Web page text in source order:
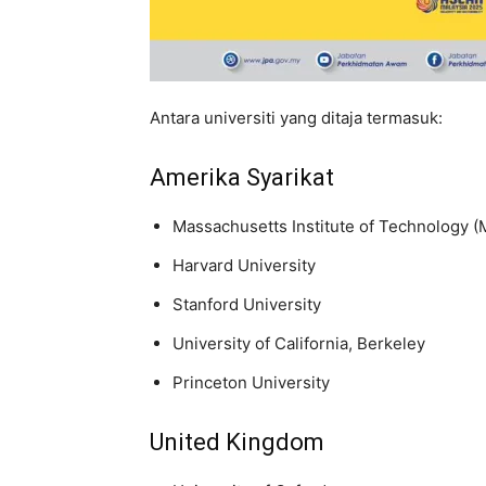
Antara universiti yang ditaja termasuk:
Amerika Syarikat
Massachusetts Institute of Technology
Harvard University
Stanford University
University of California, Berkeley
Princeton University
United Kingdom